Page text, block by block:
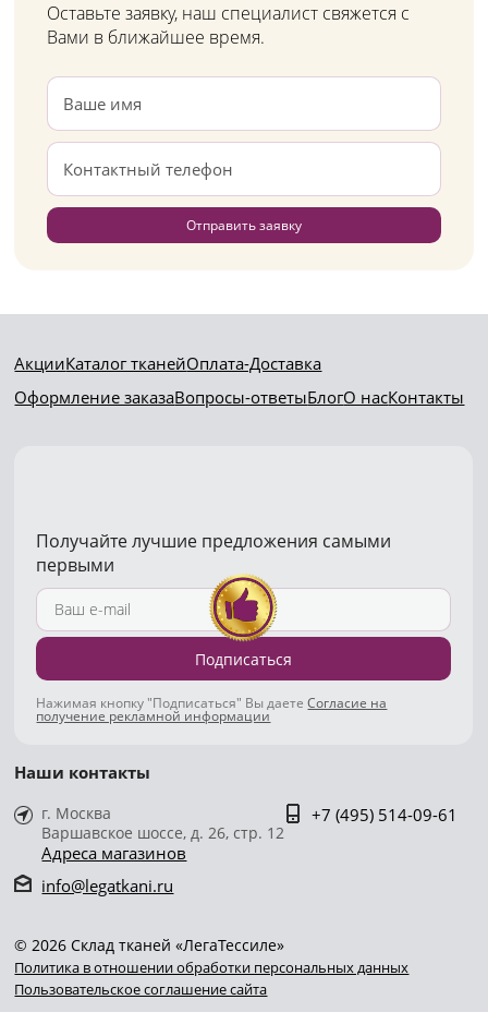
Оставьте заявку, наш специалист свяжется с
Вами в ближайшее время.
Отправить заявку
АкцииКаталог тканейОплата-Доставка
Оформление заказаВопросы-ответыБлогО насКонтакты
Получайте лучшие предложения самыми
первыми
Подписаться
Нажимая кнопку "Подписаться" Вы даетеСогласие на
получение рекламной информации
Наши контакты
г. Москва
Варшавское шоссе, д. 26, стр. 12
Адреса магазинов
+7 (495) 514-09-61
info@legatkani.ru
© 2026 Склад тканей «ЛегаТессиле»
Политика в отношении обработки персональных данных
Пользовательское соглашение сайта